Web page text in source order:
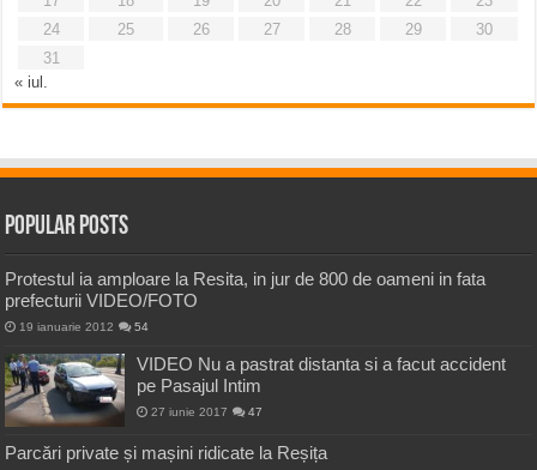
24
25 26 27 28 29
30
31
« iul.
Popular Posts
Protestul ia amploare la Resita, in jur de 800 de oameni in fata
prefecturii VIDEO/FOTO
19 ianuarie 2012 54
VIDEO Nu a pastrat distanta si a facut accident
pe Pasajul Intim
27 iunie 2017 47
Parcări private și mașini ridicate la Reșița